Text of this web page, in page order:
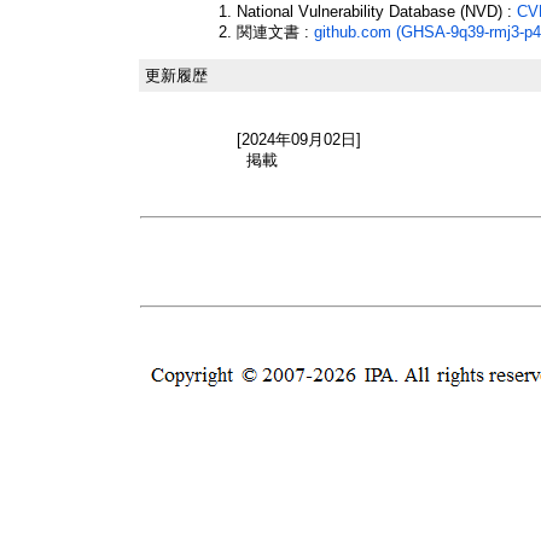
National Vulnerability Database (NVD) :
関連文書 : github.com (GHSA-9q39-rmj3-
更新履歴
[2024年09月02日]
掲載